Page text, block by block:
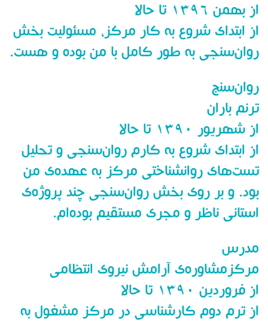
از بهمن ۱۳۹۶ تا حالا
از ابتدای شروع به کار مرکز، مسئولیت بخش
روان‌سنجی به طور کامل با من بوده و هست.
روان‌سنج
ترنم باران
از شهریور ۱۳۹۰ تا حالا
از ابتدای شروع به کارم روان‌سنجی و تحلیل
تست‌های روانشناختی مرکز به عهده‌ی من
بود. و بر روی بخش روان‌سنجی چند پروژه‌ی
استانی ناظر و مجری مستقیم بوده‌ام.
مدرس
مرکزمشاوره‌ی آرامش نیروی انتظامی
از فروردین ۱۳۹۰ تا حالا
از ترم دوم کارشناسی در مرکز مشغول به